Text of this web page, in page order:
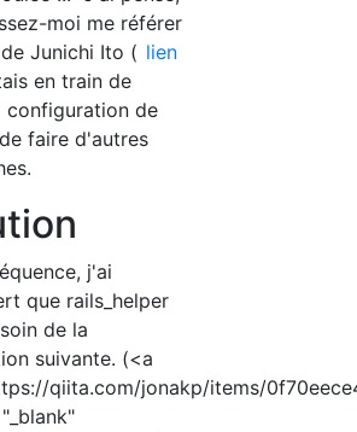
moi me référer
Junichi Ito ( lien
en train de
configuration de
faire d'autres
j'ai
que rails_helper
de la
suivante. (<a
qiita.com/jonakp/items/